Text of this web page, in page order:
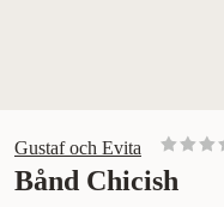
Bånd Chicish
Gustaf och Evita